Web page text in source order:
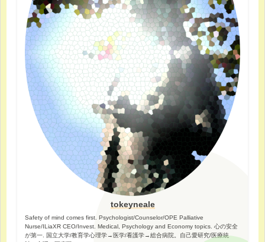
tokeyneale
Safety of mind comes first. Psychologist/Counselor/OPE Palliative
Nurse/ILiaXR CEO/Invest. Medical, Psychology and Economy topics. 心の安全
が第一. 国立大学/教育学心理学→医学/看護学→総合病院。自己愛研究/医療統